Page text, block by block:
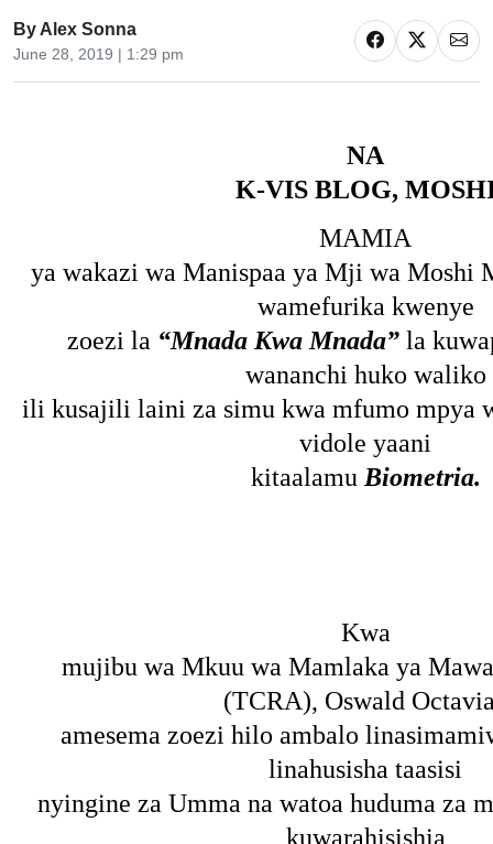
By Alex Sonna
June 28, 2019 | 1:29 pm
NA
K-VIS BLOG,
MAMIA
ya wakazi wa Manispaa ya Mji wa Moshi
wamefurika kwenye
zoezi la “Mnada Kwa Mnada”la
wananchi huko waliko
ili kusajili laini za simu kwa mfumo mpya
vidole yaani
kitaalamuBiometria.
Kwa
mujibu wa Mkuu wa Mamlaka ya
(TCRA), Oswald
amesema zoezi hilo ambalo
linahusisha taasisi
nyingine za Umma na watoa huduma za
kuwarahisishia